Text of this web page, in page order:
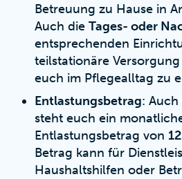
Betreuung zu Hause in
Auch die Tages- oder
entsprechenden
teilstationäre
euch im Pflegealltag zu
Entlastungsbetrag:
steht euch ein
Entlastungsbetrag von
Betrag kann für
Haushaltshilfen oder